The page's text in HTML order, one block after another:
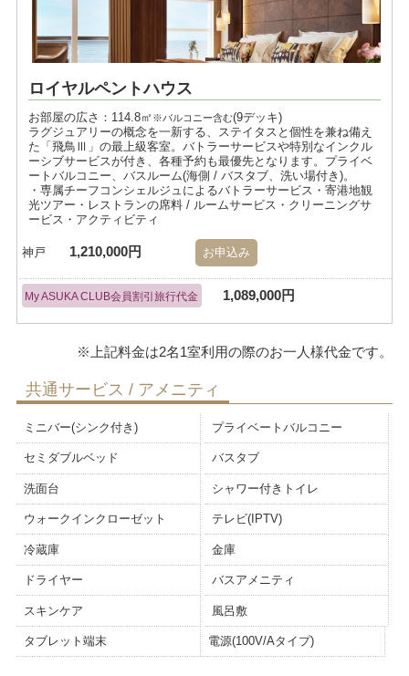
ロイヤルペントハウス
お部屋の広さ：114.8㎡ ※バルコニー含む(9デッキ)
ラグジュアリーの概念を一新する、ステイタスと個性を兼ね備え
た「飛鳥Ⅲ」の最上級客室。バトラーサービスや特別なインクル
ーシブサービスが付き、各種予約も最優先となります。プライベ
ートバルコニー、バスルーム(海側 / バスタブ、洗い場付き)。
・専属チーフコンシェルジュによるバトラーサービス・寄港地観
光ツアー・レストランの席料 / ルームサービス・クリーニングサ
ービス・アクティビティ
神戸 1,210,000円 お申込み
My ASUKA CLUB会員割引旅行代金 1,089,000円
共通サービス / アメニティ
ミニバー(シンク付き) プライベートバルコニー
セミダブルベッド バスタブ
洗面台 シャワー付きトイレ
ウォークインクローゼット テレビ(IPTV)
冷蔵庫 金庫
ドライヤー バスアメニティ
スキンケア 風呂敷
タブレット端末 電源(100V/Aタイプ)